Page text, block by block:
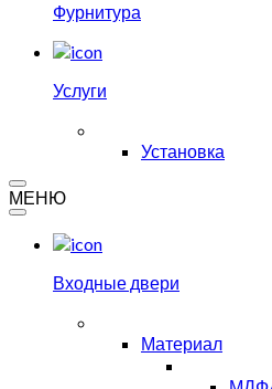
Фурнитура
Услуги
Установка
МЕНЮ
Входные двери
Материал